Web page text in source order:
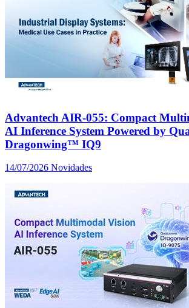
Advantech AIR-055: Compact
AI Inference System Powered by
Dragonwing™ IQ9
14/07/2026 Novidades